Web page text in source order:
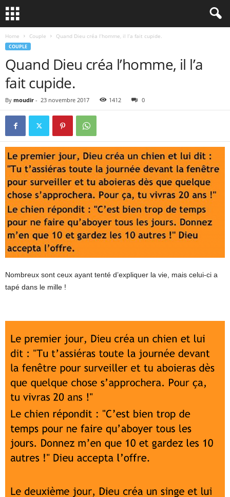
Home Couple Quand Dieu créa l’homme, il l’a fait cupide.
COUPLE
Quand Dieu créa l’homme, il l’a
fait cupide.
By moudir - 23 novembre 2017 1412 0
Nombreux sont ceux ayant tenté d’expliquer la vie, mais celui-ci a
tapé dans le mille !